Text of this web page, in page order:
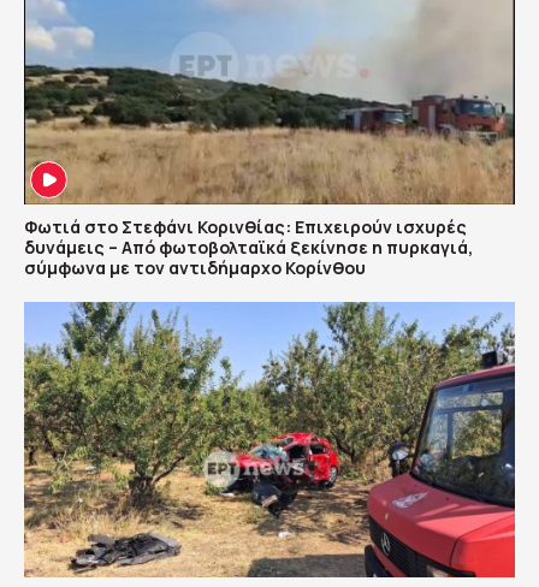
Φωτιά στο Στεφάνι Κορινθίας: Επιχειρούν ισχυρές
δυνάμεις – Από φωτοβολταϊκά ξεκίνησε η πυρκαγιά,
σύμφωνα με τον αντιδήμαρχο Κορίνθου